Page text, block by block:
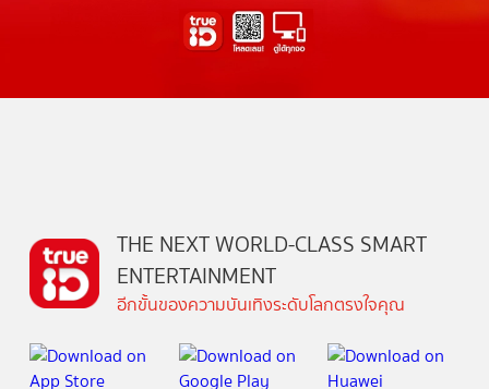
THE NEXT WORLD-CLASS SMART
ENTERTAINMENT
อีกขั้นของความบันเทิงระดับโลกตรงใจคุณ